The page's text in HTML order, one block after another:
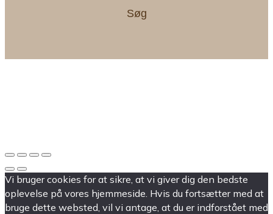
Søg
Vi bruger cookies for at sikre, at vi giver dig den bedste
oplevelse på vores hjemmeside. Hvis du fortsætter med at
bruge dette websted, vil vi antage, at du er indforstået med